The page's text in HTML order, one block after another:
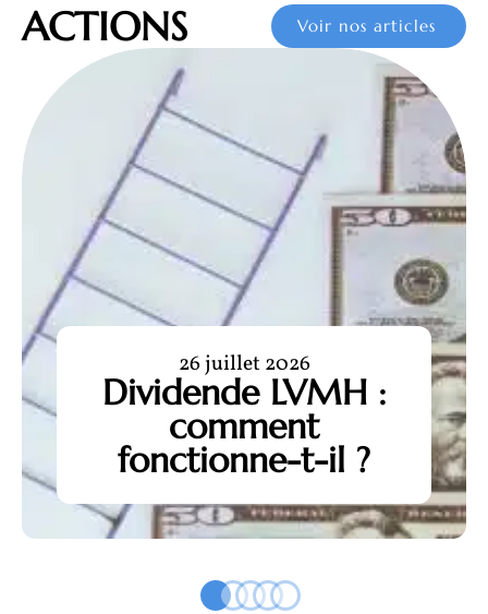
ACTIONS Voir nos articles
Dividende LVMH :
comment
fonctionne-t-il ?
26 juillet 2026